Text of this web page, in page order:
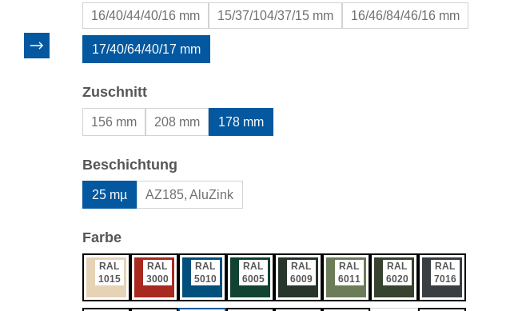
16/40/44/40/16 mm 15/37/104/37/15 mm 16/46/84/46/16 mm
17/40/64/40/17 mm
Zuschnittauswählen
156 mm 208 mm 178 mm
Beschichtung
25 mµ AZ185, AluZink
Farbeauswählen
RAL
1015
RAL
3000
RAL
5010
RAL
6005
RAL
6009
RAL
6011
RAL
6020
RAL
7016